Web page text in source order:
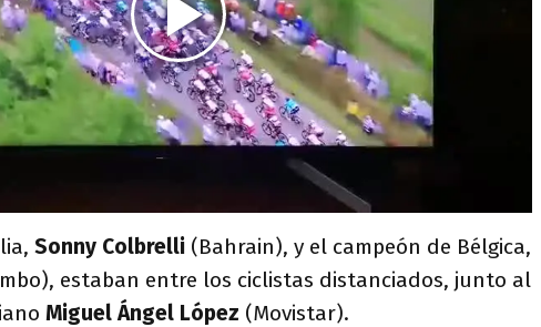
Sonny Colbrelli (Bahrain), y el campeón de Bélgica,
estaban entre los ciclistas distanciados, junto al
Miguel Ángel López (Movistar).